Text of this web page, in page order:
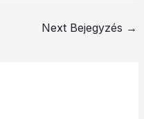
Next Bejegyzés →